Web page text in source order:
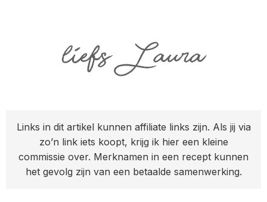
Links in dit artikel kunnen affiliate links zijn. Als jij via
zo’n link iets koopt, krijg ik hier een kleine
commissie over. Merknamen in een recept kunnen
het gevolg zijn van een betaalde samenwerking.